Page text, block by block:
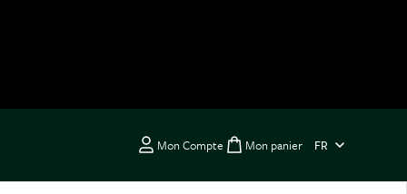
Mon Compte Toggle minicart,
Mon panier FR